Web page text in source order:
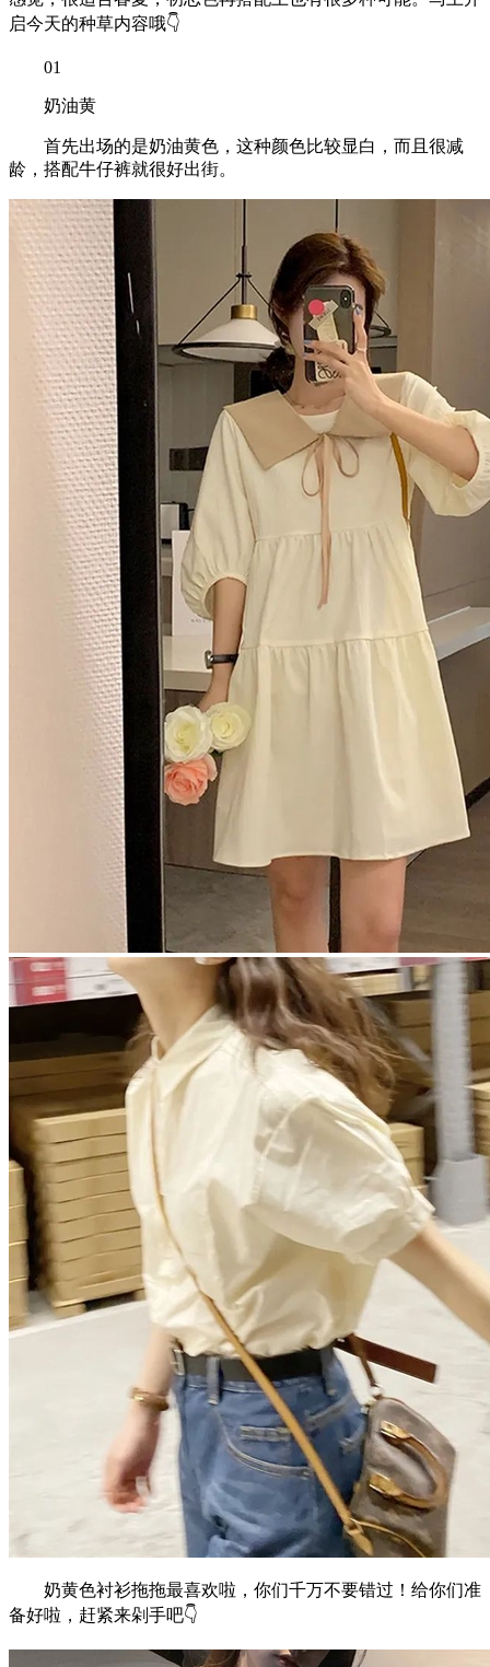
启今天的种草内容哦👇
01
奶油黄
首先出场的是奶油黄色，这种颜色比较显白，而且很减
龄，搭配牛仔裤就很好出街。
奶黄色衬衫拖拖最喜欢啦，你们千万不要错过！给你们准
备好啦，赶紧来剁手吧👇